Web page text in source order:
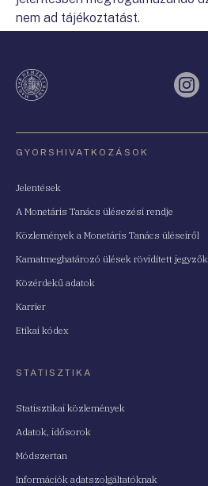
nem ad tájékoztatást.
GYORSHIVATKOZÁSOK
Jelentések
A Monetáris Tanács ülésezési rendje
Közlemények a Monetáris Tanács üléseiről
Kamatmeghatározó ülések rövidített
Közérdekű adatok
Karrier
Etikai kódex
STATISZTIKA
Statisztikai közlemények
Adatok, idősorok
Módszertan
Információk adatszolgáltatóknak